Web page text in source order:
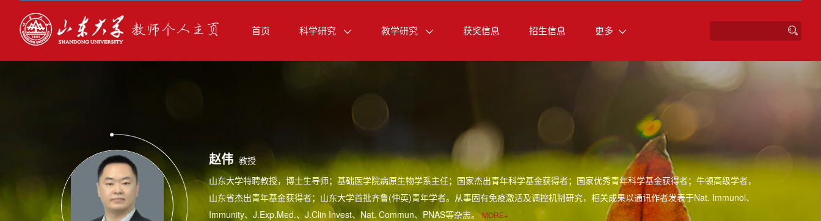
首页 科学研究 教学研究 获奖信息 招生信息 更多
赵伟 教授
山东大学特聘教授，博士生导师；基础医学院病原生物学系主任；国家杰出青年科学基金获得者；国家优秀青年科学基金获得者；牛顿高级学者，
山东省杰出青年基金获得者；山东大学首批齐鲁(仲英)青年学者。从事固有免疫激活及调控机制研究，相关成果以通讯作者发表于Nat. Immunol、
Immunity、J.Exp.Med.、J.Clin Invest、Nat. Commun、PNAS等杂志。MORE+